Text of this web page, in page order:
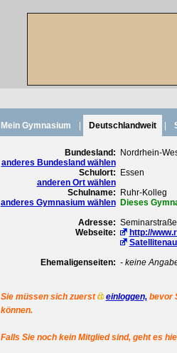
Mein Gymnasium Deutschlandweit
Bundesland:
anderes Bundesland wählen
Nordrhein-
Schulort:
anderen Ort wählen
Essen
Schulname:
anderes Gymnasium wählen
Ruhr-Kolleg
Dieses
Adresse:
Webseite:
http://
Ehemaligenseiten: - keine
Sie müssen sich zuerst einloggen,bevor
können.
Falls Sie noch kein Mitglied sind, geht es